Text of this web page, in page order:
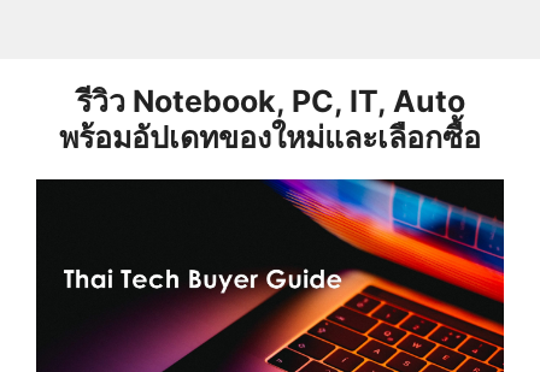
รีวิว Notebook, PC, IT, Auto
พร้อมอัปเดทของใหม่และเลือกซื้อ